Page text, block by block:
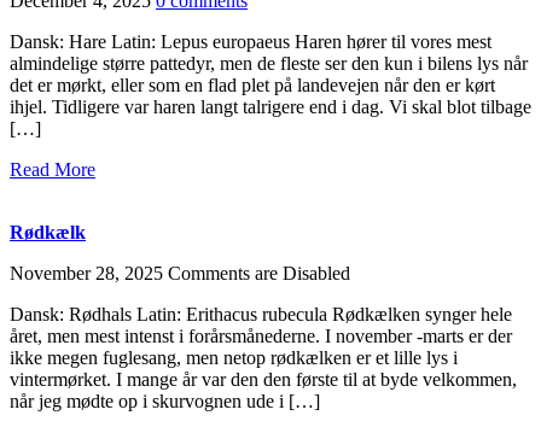
Dansk: Hare Latin: Lepus europaeus Haren hører til vores mest
almindelige større pattedyr, men de fleste ser den kun i bilens lys når
det er mørkt, eller som en flad plet på landevejen når den er kørt
ihjel. Tidligere var haren langt talrigere end i dag. Vi skal blot tilbage
[…]
Read More
Rødkælk
November 28, 2025 Comments are Disabled
Dansk: Rødhals Latin: Erithacus rubecula Rødkælken synger hele
året, men mest intenst i forårsmånederne. I november -marts er der
ikke megen fuglesang, men netop rødkælken er et lille lys i
vintermørket. I mange år var den den første til at byde velkommen,
når jeg mødte op i skurvognen ude i […]